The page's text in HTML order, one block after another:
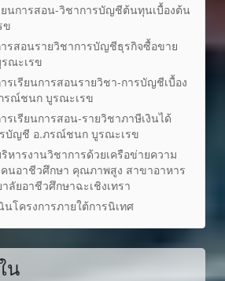
ยนการสอน-วิชาการบัญชีต้นทุนเบื้องต้น
ข
ารสอนรายวิชาการบัญชีธุรกิจซื้อขาย
ณะเรข
รเรียนการสอนรายวิชา-การบัญชีเบื้อง
รณ์ชนก บูรณะเรข
รเรียนการสอน-รายวิชาภาษีเงินได้
บัญชี อ.ภรณ์ชนก บูรณะเรข
หารงานวิชาการด้วยเครือข่ายความ
คนอาชีวศึกษา คุณภาพสูง สาขาอาหาร
ลัยอาชีวศึกษาฉะเชิงเทรา
โครงการภายใต้การนิเทศ
น